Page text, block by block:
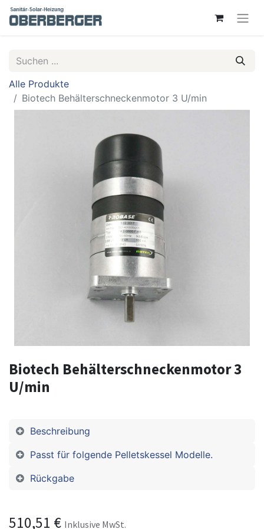
Alle Produkte
Biotech Behälterschneckenmotor 3 U/min
Biotech Behälterschneckenmotor 3
U/min
Beschreibung
Passt für folgende Pelletskessel Modelle.
Rückgabe
510,51 € Inklusive MwSt.